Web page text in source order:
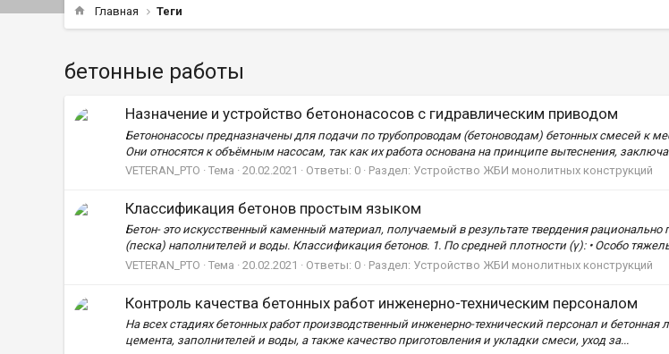
Главная Теги
бетонные работы
Назначение и устройство бетононасосов с гидравлическим приводом
Бетононасосы предназначены для подачи по трубопроводам (бетоноводам) бетонных смесей к
Они относятся к объёмным насосам, так как их работа основана на принципе вытеснения,
VETERAN_PTO
Тема 20.02.2021 Ответы: 0 Раздел: Устройство ЖБИ монолитных конструкций
Классификация бетонов простым языком
Бетон- это искусственный каменный материал, получаемый в результате твердения
(песка) наполнителей и воды. Классификация бетонов. 1. По средней плотности (γ): • Особо
VETERAN_PTO
Тема 20.02.2021 Ответы: 0 Раздел: Устройство ЖБИ монолитных конструкций
Контроль качества бетонных работ инженерно-техническим персоналом
На всех стадиях бетонных работ производственный инженерно-технический персонал и
цемента, заполнителей и воды, а также качество приготовления и укладки смеси, уход за...